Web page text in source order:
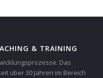
& TRAINING
Das
über 30 Jahren im Bereich